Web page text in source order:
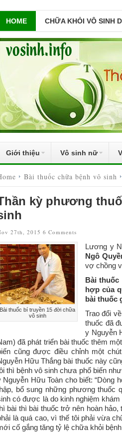
HOME CHỮA KHỎI VÔ SINH
Giới thiệu Vô sinh nữ
Bài thuốc chữa bệnh vô sinh
kỳ phương
27th, 2015 6 Comments
Bài thuốc bí truyền 15 đời chữa
vô sinh
Lương y
Ngô
vợ chồng
Bài
hợp của
bài thuốc
Trao đổi
thuốc đã
y Nguyễn
đã phát triển bài thuốc thêm
cũng được điều chỉnh một
Hữu Thắng bài thuốc này
thì bệnh vô sinh chưa phổ biến
Nguyễn Hữu Toàn cho biết: “Dòng
bổ sung những phương thuốc
có được là do kinh nghiệm
bài thì bài thuốc trở nên hoàn
là quá cao, vì thế tôi phải vừa
cố gắng tăng tỷ lệ chữa khỏi